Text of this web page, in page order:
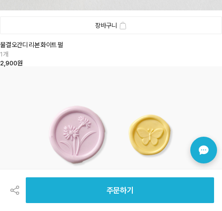
장바구니
물결 오간디 리본 화이트 펄
1개
2,900원
주문하기